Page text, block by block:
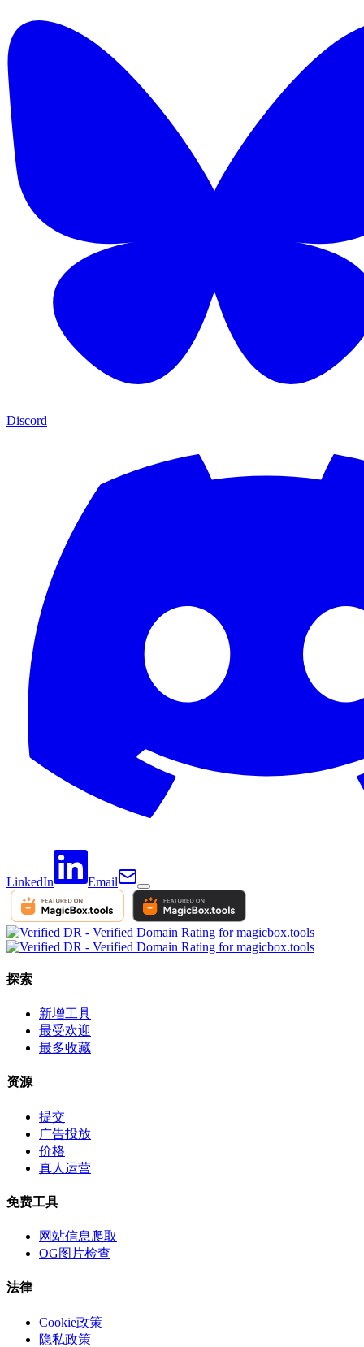
Discord
LinkedIn Email
探索
新增工具
最受欢迎
最多收藏
资源
提交
广告投放
价格
真人运营
免费工具
网站信息爬取
OG图片检查
法律
Cookie政策
隐私政策